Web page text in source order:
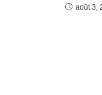
août 3,